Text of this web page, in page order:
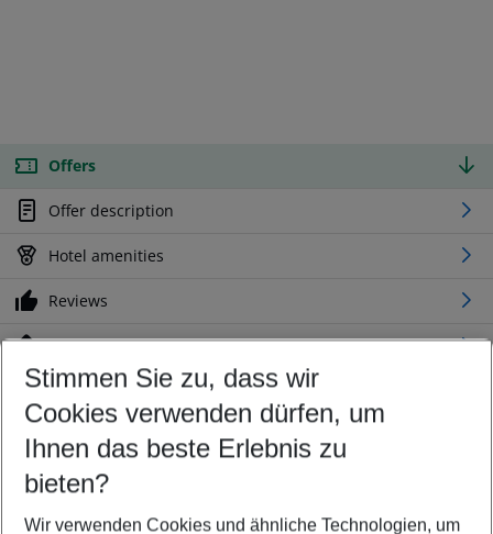
Offers
Offer description
Hotel amenities
Reviews
Location
Customize your offer
Find the perfect deal which suits your best
Your departure airport
Any airport
Stimmen Sie zu, dass wir
Cookies verwenden dürfen, um
Ihnen das beste Erlebnis zu
bieten?
Wir verwenden Cookies und ähnliche Technologien, um